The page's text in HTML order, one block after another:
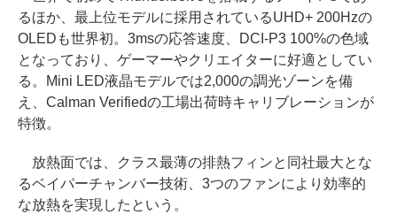
るほか、最上位モデルに採用されているUHD+ 200Hzの
OLEDも世界初。3msの応答速度、DCI-P3 100%の色域
となっており、ゲーマーやクリエイターに好適としてい
る。Mini LED液晶モデルでは2,000の調光ゾーンを備
え、Calman Verifiedの工場出荷時キャリブレーションが
特徴。
放熱面では、クラス最薄の排熱フィンと同社最大とな
るベイパーチャンバー技術、3つのファンにより効率的
な放熱を実現したという。